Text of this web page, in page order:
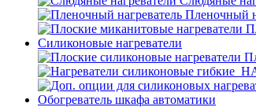
Пленочный
Силиконовые нагреватели
Обогреватель шкафа автоматики